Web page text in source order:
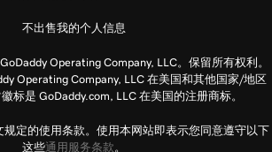
不出售我的个人信息
Operating Company, LLC。保留所有权利。
Operating Company, LLC 在美国和其他国家/地区
标是 GoDaddy.com, LLC 在美国的注册商标。
定的使用条款。使用本网站即表示您同意遵守以下
这些通用服务条款 。